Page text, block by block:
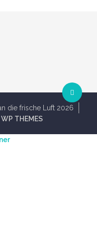
die frische Luft 2026
WP THEMES